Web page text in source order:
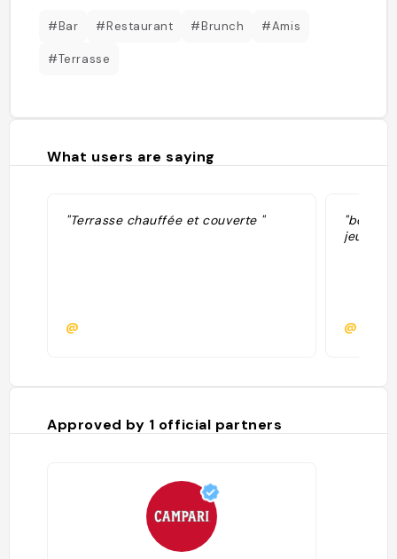
#Bar #Restaurant #Brunch #Amis
#Terrasse
What users are saying
"Terrasse chauffée et couverte "
@
"bonus
jeux à
@
Approved by 1 official partners